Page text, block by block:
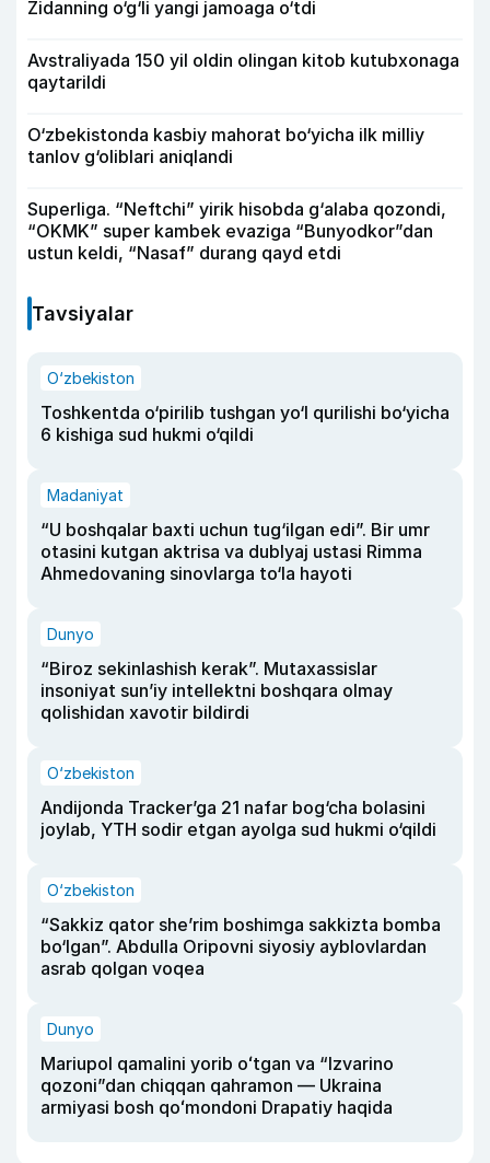
Zidanning o‘g‘li yangi jamoaga o‘tdi
Avstraliyada 150 yil oldin olingan kitob kutubxonaga
qaytarildi
O‘zbekistonda kasbiy mahorat bo‘yicha ilk milliy
tanlov g‘oliblari aniqlandi
Superliga. “Neftchi” yirik hisobda g‘alaba qozondi,
“OKMK” super kambek evaziga “Bunyodkor”dan
ustun keldi, “Nasaf” durang qayd etdi
Tavsiyalar
O‘zbekiston
Toshkentda o‘pirilib tushgan yo‘l qurilishi bo‘yicha
6 kishiga sud hukmi o‘qildi
Madaniyat
“U boshqalar baxti uchun tug‘ilgan edi”. Bir umr
otasini kutgan aktrisa va dublyaj ustasi Rimma
Ahmedovaning sinovlarga to‘la hayoti
Dunyo
“Biroz sekinlashish kerak”. Mutaxassislar
insoniyat sun’iy intellektni boshqara olmay
qolishidan xavotir bildirdi
O‘zbekiston
Andijonda Tracker’ga 21 nafar bog‘cha bolasini
joylab, YTH sodir etgan ayolga sud hukmi o‘qildi
O‘zbekiston
“Sakkiz qator she’rim boshimga sakkizta bomba
bo‘lgan”. Abdulla Oripovni siyosiy ayblovlardan
asrab qolgan voqea
Dunyo
Mariupol qamalini yorib oʻtgan va “Izvarino
qozoni”dan chiqqan qahramon — Ukraina
armiyasi bosh qoʻmondoni Drapatiy haqida